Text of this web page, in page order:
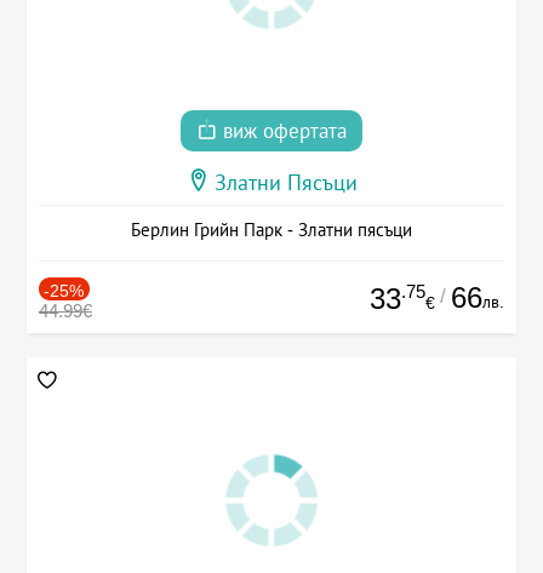
виж офертата
Златни Пясъци
Берлин Грийн Парк - Златни пясъци
-25%
44.99€ 33.75
€ / 66лв.